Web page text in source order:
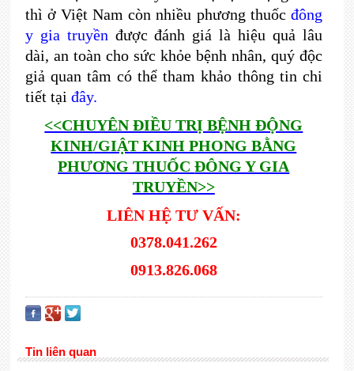
thì ở Việt Nam còn nhiều phương thuốc đông
y gia truyền được đánh giá là hiệu quả lâu
dài, an toàn cho sức khỏe bệnh nhân, quý độc
giả quan tâm có thể tham khảo thông tin chi
tiết tại đây.
<<CHUYÊN ĐIỀU TRỊ BỆNH ĐỘNG
KINH/GIẬT KINH PHONG BẰNG
PHƯƠNG THUỐCĐÔNG Y GIA
TRUYỀN>>
LIÊN HỆ TƯ VẤN:
0378.041.262
0913.826.068
Tin liên quan